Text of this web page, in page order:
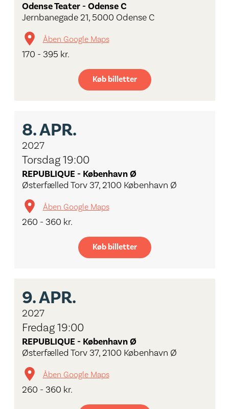
Odense Teater - Odense C
Jernbanegade 21, 5000 Odense C
Åben Google Maps
170 - 395 kr.
Køb billetter
8.APR.
2027
Torsdag 19:00
REPUBLIQUE - København Ø
Østerfælled Torv 37, 2100 København Ø
Åben Google Maps
260 - 360 kr.
Køb billetter
9.APR.
2027
Fredag 19:00
REPUBLIQUE - København Ø
Østerfælled Torv 37, 2100 København Ø
Åben Google Maps
260 - 360 kr.